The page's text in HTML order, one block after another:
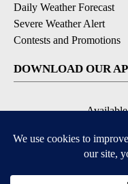
Daily Weather Forecast
Severe Weather Alert
Contests and Promotions
DOWNLOAD OUR